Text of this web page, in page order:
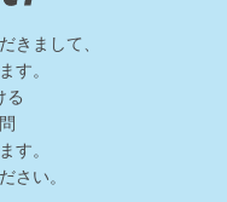
きまして、
す。
る
す。
さい。